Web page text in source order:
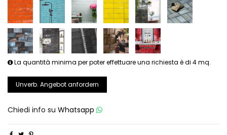
La quantità minima per poter effettuare una richiesta è di 4 mq.
Unverb. Angebot anfordern
Chiedi info su Whatsapp